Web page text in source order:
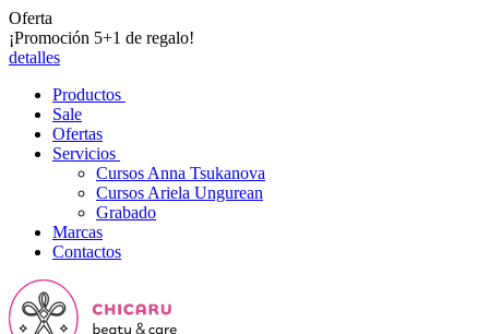
Oferta
¡Promoción 5+1 de regalo!
detalles
Productos
Sale
Ofertas
Servicios
Cursos Anna Tsukanova
Cursos Ariela Ungurean
Grabado
Marcas
Contactos